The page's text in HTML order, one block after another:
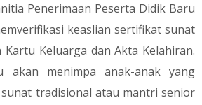
Penerimaan Peserta Didik Baru
keaslian sertifikat sunat
Keluarga dan Akta Kelahiran.
akan menimpa anak-anak yang
tradisional atau mantri senior